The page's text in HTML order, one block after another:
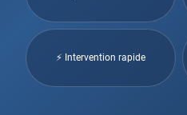
⚡ Intervention rapide